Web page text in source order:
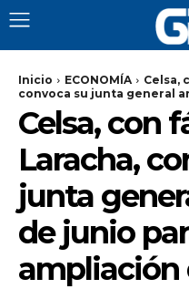
Inicio ECONOMÍA
Celsa,
convoca su junta general
Celsa, con
Laracha,
junta
de junio
ampliación